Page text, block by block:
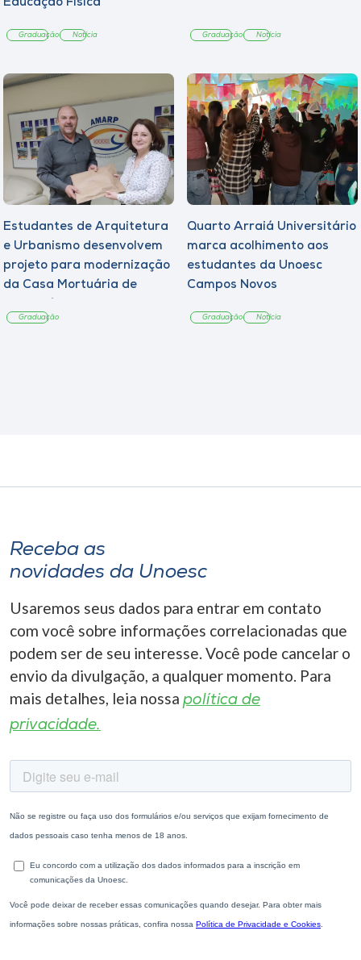
Educação Física
Graduação Notícia Graduação Notícia
Estudantes de Arquitetura
e Urbanismo desenvolvem
projeto para modernização
da Casa Mortuária de
Graduação
Quarto Arraiá Universitário
marca acolhimento aos
estudantes da Unoesc
Campos Novos
Graduação Notícia
Receba as
novidades da Unoesc
Usaremos seus dados para entrar em contato
com você sobre informações correlacionadas que
podem ser de seu interesse. Você pode cancelar o
envio da divulgação, a qualquer momento. Para
mais detalhes, leia nossa política de
privacidade.